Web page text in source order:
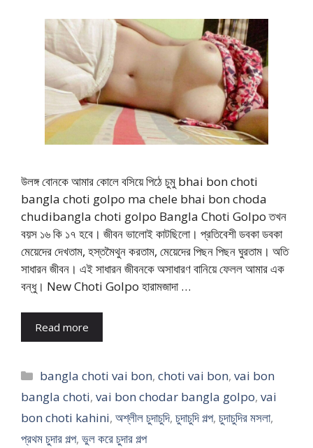
উলঙ্গ বোনকে আমার কোলে বসিয়ে পিঠে চুমু bhai bon choti
bangla choti golpo ma chele bhai bon choda
chudibangla choti golpo Bangla Choti Golpo তখন
বয়স ১৬ কি ১৭ হবে। জীবন ভালোই কাটছিলো। প্রতিবেশী ডবকা ডবকা
মেয়েদের দেখতাম, হস্তমৈথুন করতাম, মেয়েদের পিছন পিছন ঘুরতাম। অতি
সাধারন জীবন। এই সাধারন জীবনকে অসাধারণ বানিয়ে ফেলল আমার এক
বন্ধু। New Choti Golpo হারামজাদা …
Read more
Categories
bangla choti vai bon,choti vai bon,vai bon
bangla choti, vai bon chodar bangla golpo, vai
bon choti kahini, অশ্লীল চুদাচুদি, চুদাচুদি গল্প, চুদাচুদির মসলা,
প্রথম চুদার গল্প, ভুল করে চুদার গল্প